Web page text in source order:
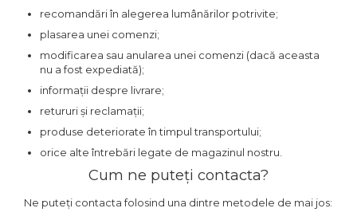
recomandări în alegerea lumânărilor potrivite;
plasarea unei comenzi;
modificarea sau anularea unei comenzi (dacă aceasta
nu a fost expediată);
informații despre livrare;
retururi și reclamații;
produse deteriorate în timpul transportului;
orice alte întrebări legate de magazinul nostru.
Cum ne puteți contacta?
Ne puteți contacta folosind una dintre metodele de mai jos: